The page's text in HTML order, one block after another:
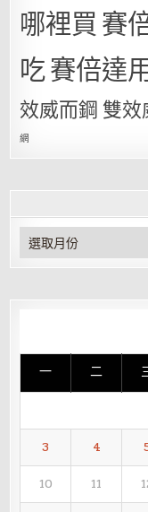
哪裡買賽
吃賽倍達
效威而鋼 雙
網
彙
整
一 二
3
4
10
11